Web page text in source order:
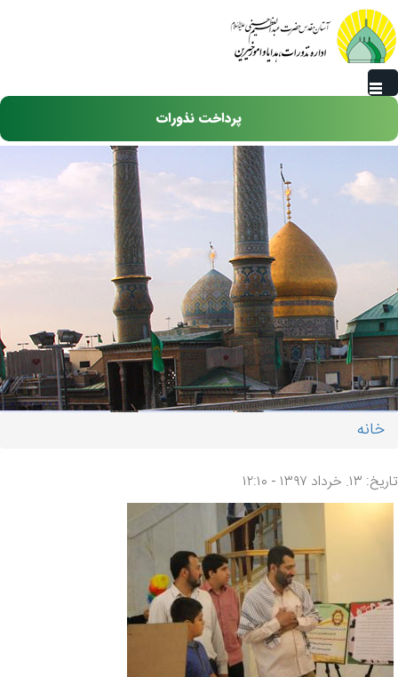
رفتن به محتوای اصلی
پرداخت نذورات
شما اینجا هستید
خانه
تاریخ: ۱۳. خرداد ۱۳۹۷ - ۱۲:۱۰